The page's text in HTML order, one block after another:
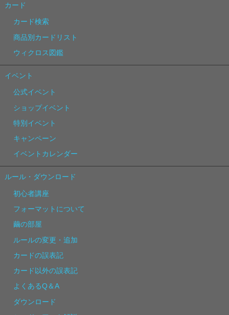
カード
カード検索
商品別カードリスト
ウィクロス図鑑
イベント
公式イベント
ショップイベント
特別イベント
キャンペーン
イベントカレンダー
ルール・ダウンロード
初心者講座
フォーマットについて
繭の部屋
ルールの変更・追加
カードの誤表記
カード以外の誤表記
よくあるQ＆A
ダウンロード